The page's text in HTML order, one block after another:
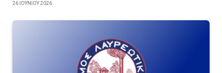
26 ΙΟΥΝΊΟΥ 2026